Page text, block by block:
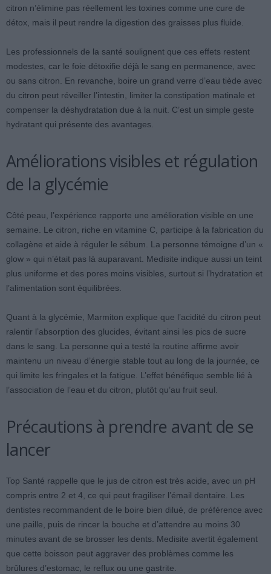
citron n’élimine pas réellement les toxines comme une cure de
détox, mais il peut rendre la digestion des graisses plus fluide.
Les professionnels de la santé soulignent que ces effets restent
modestes, car le foie détoxifie déjà le sang en permanence, avec
ou sans citron. En revanche, boire un grand verre d’eau tiède avec
du citron peut réveiller l’intestin, limiter la constipation matinale et
compenser la déshydratation due à la nuit. C’est un simple geste
hydratant qui présente des avantages.
Améliorations visibles et régulation
de la glycémie
Côté peau, l’expérience rapporte une amélioration visible en une
semaine. Le citron, riche en vitamine C, participe à la fabrication du
collagène et aide à réguler le sébum. La personne témoigne d’un «
glow » qui n’était pas là auparavant. Medisite indique aussi un teint
plus uniforme et des pores moins visibles, surtout si l’hydratation et
l’alimentation sont équilibrées.
Quant à la glycémie, Marmiton explique que l’acidité du citron peut
ralentir l’absorption des glucides, évitant ainsi les pics de sucre
dans le sang. La personne qui a testé la routine affirme avoir
maintenu un niveau d’énergie stable tout au long de la journée, ce
qui limite les fringales et la fatigue. L’effet bénéfique semble lié à
l’association de l’eau et du citron, plutôt qu’au fruit seul.
Précautions à prendre avant de se
lancer
Top Santé rappelle que le jus de citron est très acide, avec un pH
compris entre 2 et 4, ce qui peut fragiliser l’émail dentaire. Les
dentistes recommandent de le boire bien dilué, de préférence avec
une paille, puis de rincer la bouche et d’attendre au moins 30
minutes avant de se brosser les dents. Medisite avertit également
que cette boisson peut aggraver des problèmes comme les
brûlures d’estomac, le reflux ou une gastrite.